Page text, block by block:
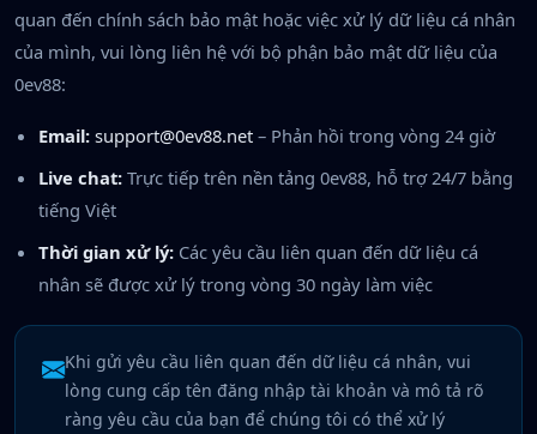
quan đến chính sách bảo mật hoặc việc xử lý dữ liệu cá nhân
của mình, vui lòng liên hệ với bộ phận bảo mật dữ liệu của
0ev88:
Email: support@0ev88.net – Phản hồi trong vòng 24 giờ
Live chat: Trực tiếp trên nền tảng 0ev88, hỗ trợ 24/7 bằng
tiếng Việt
Thời gian xử lý: Các yêu cầu liên quan đến dữ liệu cá
nhân sẽ được xử lý trong vòng 30 ngày làm việc
Khi gửi yêu cầu liên quan đến dữ liệu cá nhân, vui
lòng cung cấp tên đăng nhập tài khoản và mô tả rõ
ràng yêu cầu của bạn để chúng tôi có thể xử lý